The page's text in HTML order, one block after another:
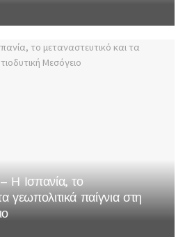
Η Ισπανία, το
γεωπολιτικά παίγνια στη